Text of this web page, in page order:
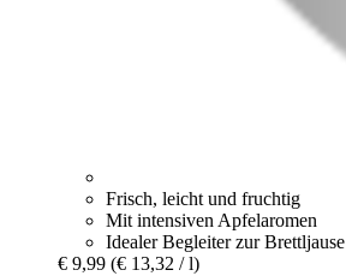
Frisch, leicht und fruchtig
Mit intensiven Apfelaromen
Idealer Begleiter zur Brettljause
€ 9,99 (€ 13,32 / l)